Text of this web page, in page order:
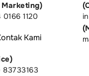
Marketing)
0166 1120
Kami
83733163